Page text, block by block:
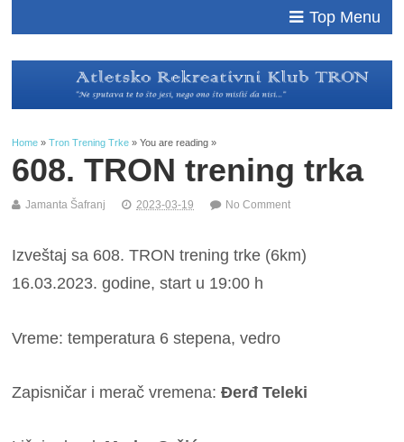
Top Menu
Home »Tron Trening Trke » You are reading »
608. TRON trening trka
Jamanta Šafranj 2023-03-19 No Comment
Izveštaj sa 608. TRON trening trke (6km)
16.03.2023. godine, start u 19:00 h
Vreme: temperatura 6 stepena, vedro
Zapisničar i merač vremena:Đerđ Teleki